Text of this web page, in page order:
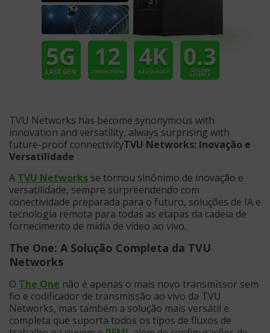
TVU Networks has become synonymous with
innovation and versatility, always surprising with
future-proof connectivityTVU Networks: Inovação e
Versatilidade
A TVU Networks se tornou sinônimo de inovação e
versatilidade, sempre surpreendendo com
conectividade preparada para o futuro, soluções de IA e
tecnologia remota para todas as etapas da cadeia de
fornecimento de mídia de vídeo ao vivo.
The One: A Solução Completa da TVU
Networks
O The One não é apenas o mais novo transmissor sem
fio e codificador de transmissão ao vivo da TVU
Networks, mas também a solução mais versátil e
completa que suporta todos os tipos de fluxos de